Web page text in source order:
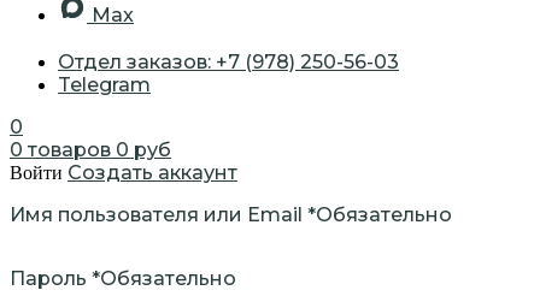
Max
Отдел заказов: +7 (978) 250-56-03
Telegram
0
0 товаров 0 руб
Войти Создать аккаунт
Имя пользователя или Email *Обязательно
Пароль *Обязательно